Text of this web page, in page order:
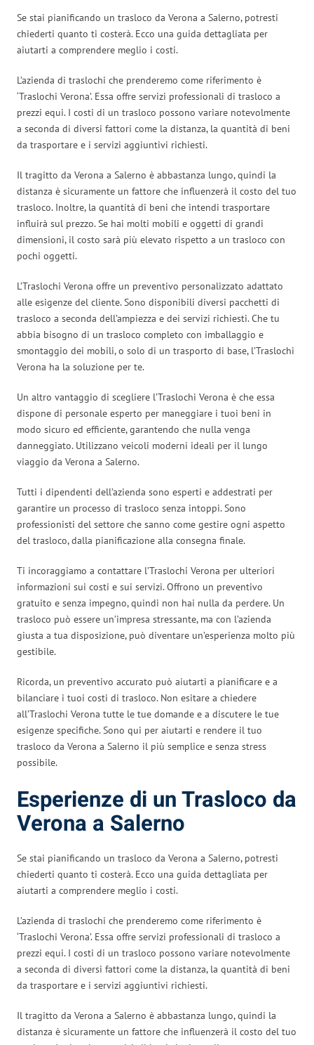
Se stai pianificando un trasloco da Verona a Salerno, potresti
chiederti quanto ti costerà. Ecco una guida dettagliata per
aiutarti a comprendere meglio i costi.
L’azienda di traslochi che prenderemo come riferimento è
‘Traslochi Verona’. Essa offre servizi professionali di trasloco a
prezzi equi. I costi di un trasloco possono variare notevolmente
a seconda di diversi fattori come la distanza, la quantità di beni
da trasportare e i servizi aggiuntivi richiesti.
Il tragitto da Verona a Salerno è abbastanza lungo, quindi la
distanza è sicuramente un fattore che influenzerà il costo del tuo
trasloco. Inoltre, la quantità di beni che intendi trasportare
influirà sul prezzo. Se hai molti mobili e oggetti di grandi
dimensioni, il costo sarà più elevato rispetto a un trasloco con
pochi oggetti.
L’Traslochi Verona offre un preventivo personalizzato adattato
alle esigenze del cliente. Sono disponibili diversi pacchetti di
trasloco a seconda dell’ampiezza e dei servizi richiesti. Che tu
abbia bisogno di un trasloco completo con imballaggio e
smontaggio dei mobili, o solo di un trasporto di base, l’Traslochi
Verona ha la soluzione per te.
Un altro vantaggio di scegliere l’Traslochi Verona è che essa
dispone di personale esperto per maneggiare i tuoi beni in
modo sicuro ed efficiente, garantendo che nulla venga
danneggiato. Utilizzano veicoli moderni ideali per il lungo
viaggio da Verona a Salerno.
Tutti i dipendenti dell’azienda sono esperti e addestrati per
garantire un processo di trasloco senza intoppi. Sono
professionisti del settore che sanno come gestire ogni aspetto
del trasloco, dalla pianificazione alla consegna finale.
Ti incoraggiamo a contattare l’Traslochi Verona per ulteriori
informazioni sui costi e sui servizi. Offrono un preventivo
gratuito e senza impegno, quindi non hai nulla da perdere. Un
trasloco può essere un’impresa stressante, ma con l’azienda
giusta a tua disposizione, può diventare un’esperienza molto più
gestibile.
Ricorda, un preventivo accurato può aiutarti a pianificare e a
bilanciare i tuoi costi di trasloco. Non esitare a chiedere
all’Traslochi Verona tutte le tue domande e a discutere le tue
esigenze specifiche. Sono qui per aiutarti e rendere il tuo
trasloco da Verona a Salerno il più semplice e senza stress
possibile.
Esperienze di un Trasloco da
Verona a Salerno
Se stai pianificando un trasloco da Verona a Salerno, potresti
chiederti quanto ti costerà. Ecco una guida dettagliata per
aiutarti a comprendere meglio i costi.
L’azienda di traslochi che prenderemo come riferimento è
‘Traslochi Verona’. Essa offre servizi professionali di trasloco a
prezzi equi. I costi di un trasloco possono variare notevolmente
a seconda di diversi fattori come la distanza, la quantità di beni
da trasportare e i servizi aggiuntivi richiesti.
Il tragitto da Verona a Salerno è abbastanza lungo, quindi la
distanza è sicuramente un fattore che influenzerà il costo del tuo